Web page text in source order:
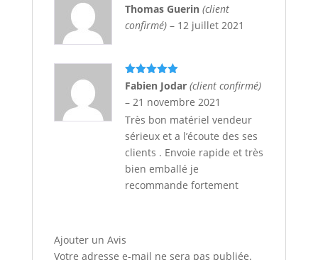
Note5sur
5
Thomas Guerin (client
confirmé) – 12 juillet 2021
Note5sur
5
Fabien Jodar (client confirmé)
– 21 novembre 2021
Très bon matériel vendeur
sérieux et a l’écoute des ses
clients . Envoie rapide et très
bien emballé je
recommande fortement
Ajouter un Avis
Votre adresse e-mail ne sera pas publiée.